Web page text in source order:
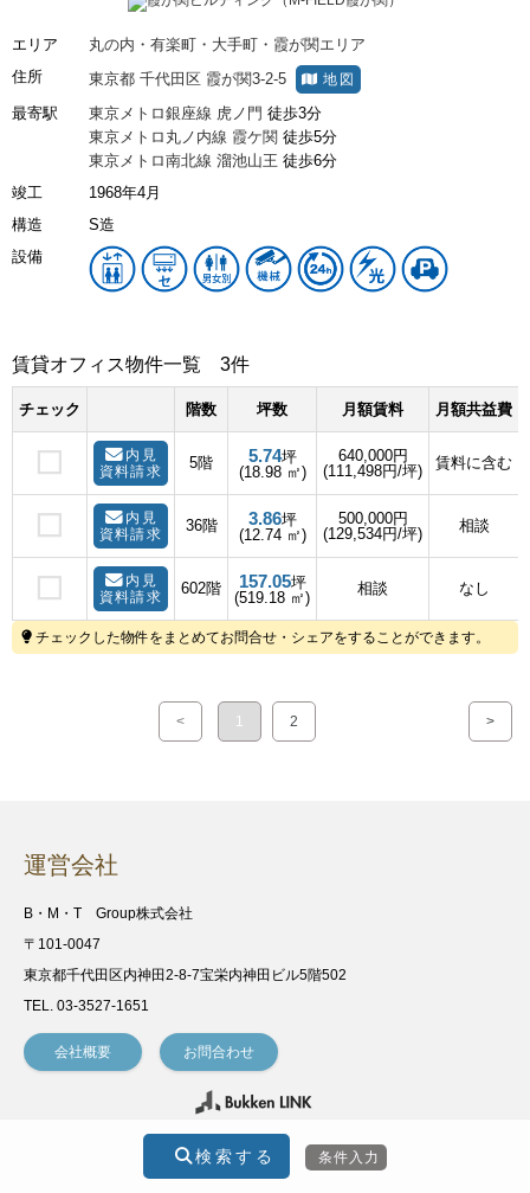
エリア
丸の内・有楽町・大手町・霞が関エリア
住所
東京都 千代田区 霞が関3-2-5 地図
最寄駅 東京メトロ銀座線 虎ノ門 徒歩3分
東京メトロ丸ノ内線 霞ケ関 徒歩5分
東京メトロ南北線 溜池山王 徒歩6分
竣工
1968年4月
構造
S造
設備
賃貸オフィス物件一覧 3件
チェック 階数 坪数 月額賃料 月額共益費
内見
資料請求
5階 5.74坪
(18.98 ㎡)
640,000円
(111,498円/坪)
賃料に含む
内見
資料請求
36階 3.86坪
(12.74 ㎡)
500,000円
(129,534円/坪)
相談
内見
資料請求
602階 157.05坪
(519.18 ㎡)
相談 なし
チェックした物件をまとめてお問合せ・シェアをすることができます。
< 1 2 >
検索する 条件入力
運営会社
B・M・T Group株式会社
〒101-0047
東京都千代田区内神田2-8-7宝栄内神田ビル5階502
TEL. 03-3527-1651
会社概要 お問合わせ